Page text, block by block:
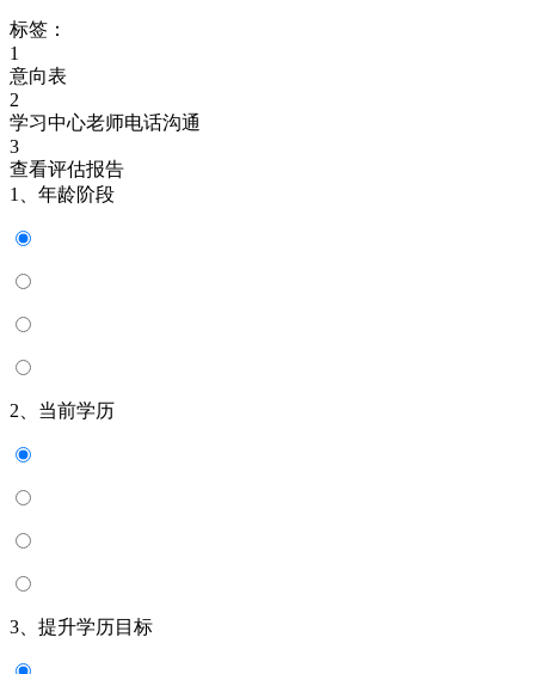
标签：
1
意向表
2
学习中心老师电话沟通
3
查看评估报告
1、年龄阶段
2、当前学历
3、提升学历目标